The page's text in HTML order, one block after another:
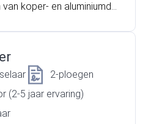
koper- en aluminiumdr
2-ploegen
(2-5 jaar ervaring)